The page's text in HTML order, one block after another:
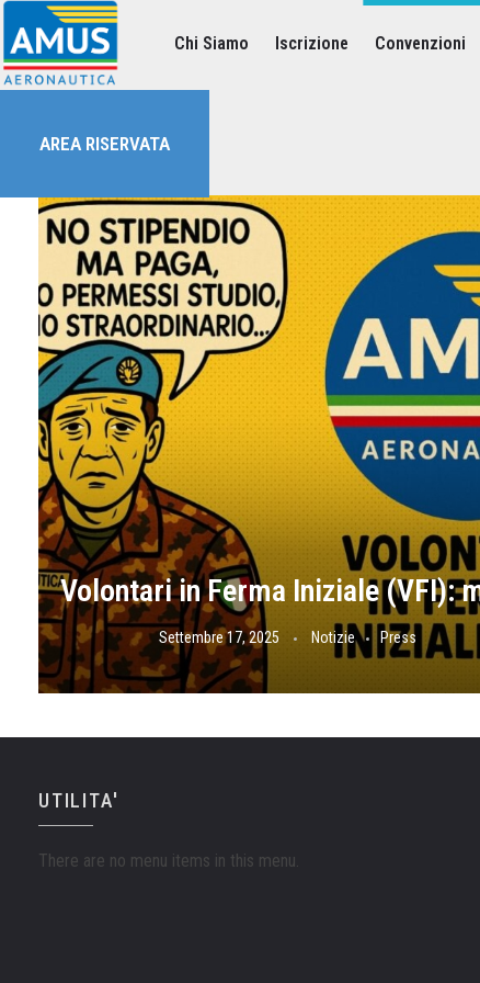
Associazione dei Militari Uniti in Sindacato - AMUS Aeronautica
Chi Siamo Iscrizione Convenzioni
AREA RISERVATA
Settembre 17, 2025 Notizie Press
UTILITA'
There are no menu items in this menu.